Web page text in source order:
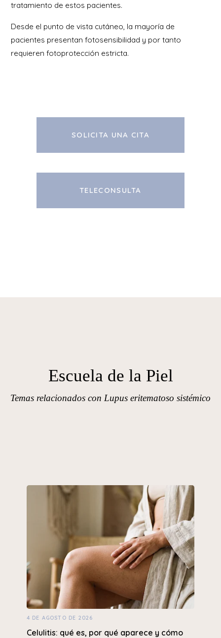
tratamiento de estos pacientes.
Desde el punto de vista cutáneo, la mayoría de
pacientes presentan fotosensibilidad y por tanto
requieren fotoprotección estricta.
SOLICITA UNA CITA
TELECONSULTA
Escuela de la Piel
Temas relacionados con Lupus eritematoso sistémico
4 DE AGOSTO DE 2026
Celulitis: qué es, por qué aparece y cómo